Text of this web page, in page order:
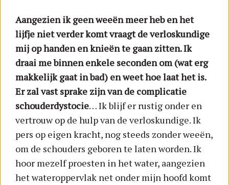
Aangezien ik geen weeën meer heb en het
lijfje niet verder komt vraagt de verloskundige
mij op handen en knieën te gaan zitten. Ik
draai me binnen enkele seconden om (wat erg
makkelijk gaat in bad) en weet hoe laat het is.
Er zal vast sprake zijn van de complicatie
schouderdystocie… Ik blijf er rustig onder en
vertrouw op de hulp van de verloskundige. Ik
pers op eigen kracht, nog steeds zonder weeën,
om de schouders geboren te laten worden. Ik
hoor mezelf proesten in het water, aangezien
het wateroppervlak net onder mijn hoofd komt